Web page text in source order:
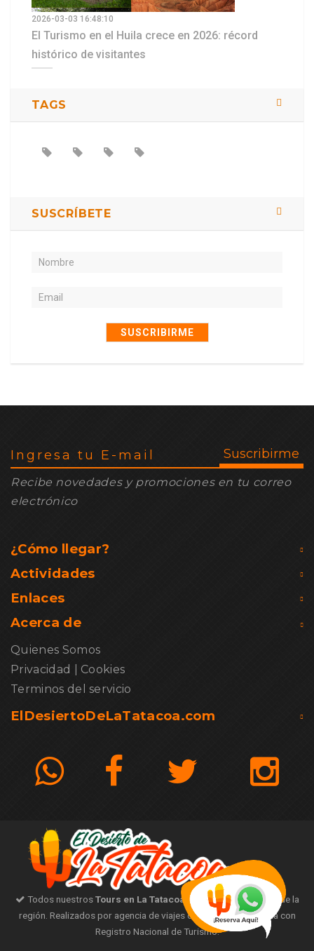
2026-03-03 16:48:10
El Turismo en el Huila crece en 2026: récord
histórico de visitantes
TAGS
SUSCRÍBETE
SUSCRIBIRME
Recibe novedades y promociones en tu correo
electrónico
¿Cómo llegar?
Actividades
Enlaces
Acerca de
Quienes Somos
Privacidad
Cookies
Terminos del servicio
ElDesiertoDeLaTatacoa.com
Todos nuestrosTours en La Tatacoa son con guías nativos de la
región. Realizados por agencia de viajes operadora certificada con
Registro Nacional de Turismo.